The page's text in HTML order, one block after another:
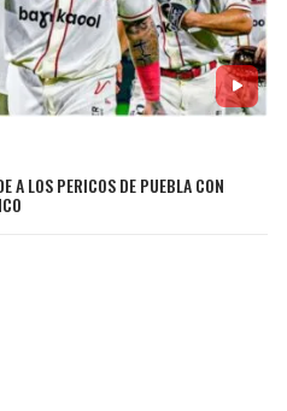
A LOS PERICOS DE PUEBLA CON